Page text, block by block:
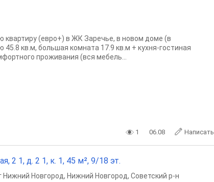
(евро+) в ЖК Заречье, в новом доме (в
кв.м, большая комната 17.9 кв.м + кухня-гостиная
проживания (вся мебель...
1 06.08 Написать
2 1, д. 2 1, к. 1, 45 м², 9/18 эт.
Нижний Новгород, Нижний Новгород, Советский р-н